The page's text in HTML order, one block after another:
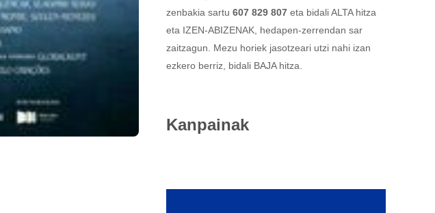
zenbakia sartu607 829 807 eta bidali ALTA hitza
eta IZEN-ABIZENAK, hedapen-zerrendan sar
zaitzagun. Mezu horiek jasotzeari utzi nahi izan
ezkero berriz, bidali BAJA hitza.
Kanpainak